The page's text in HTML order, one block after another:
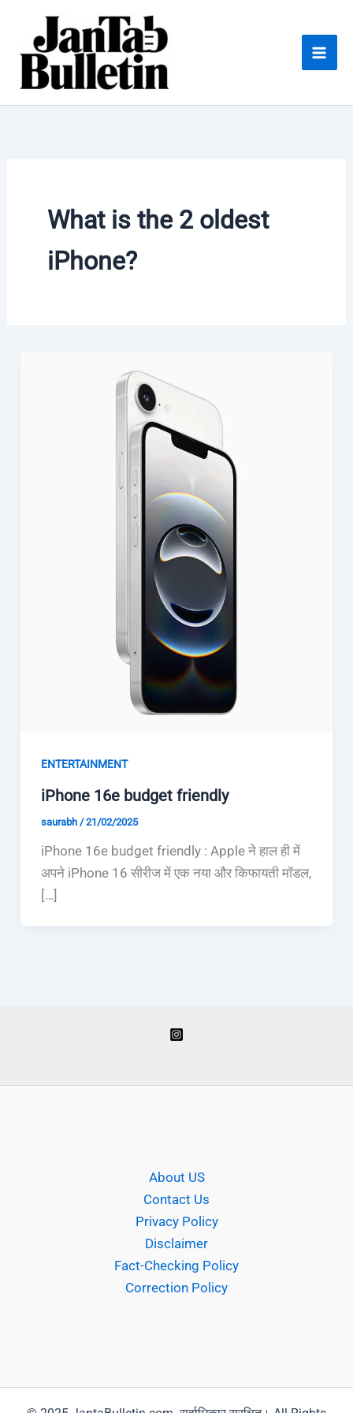
content
What is the 2 oldest
iPhone?
ENTERTAINMENT
iPhone 16e budget friendly
saurabh /21/02/2025
iPhone 16e budget friendly : Apple ने हाल ही में
अपने iPhone 16 सीरीज में एक नया और किफायती मॉडल,
[…]
About US
Contact Us
Privacy Policy
Disclaimer
Fact-Checking Policy
Correction Policy